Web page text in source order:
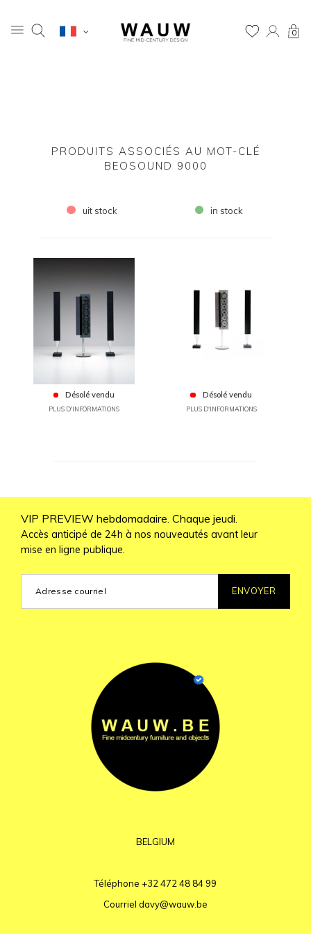
0
PRODUITS ASSOCIÉS AU MOT-CLÉ
BEOSOUND 9000
uit stock in stock
Désolé vendu
PLUS D'INFORMATIONS
Désolé vendu
PLUS D'INFORMATIONS
VIP PREVIEW hebdomadaire. Chaque jeudi.
Accès anticipé de 24h à nos nouveautés avant leur
mise en ligne publique.
ENVOYER
BELGIUM
Téléphone +32 472 48 84 99
Courriel davy@wauw.be